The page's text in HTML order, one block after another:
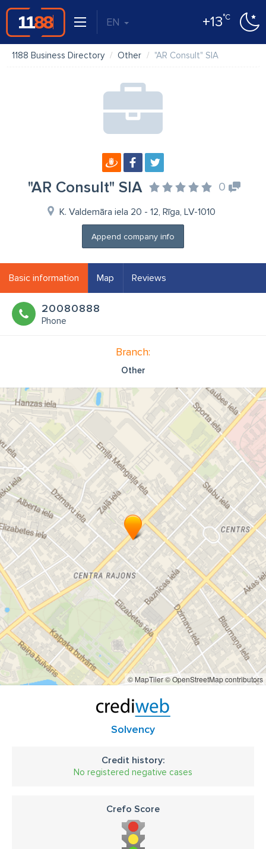
EN +13°C
1188 Business Directory Other "AR Consult" SIA
"AR Consult" SIA 0
K. Valdemāra iela 20 - 12, Rīga, LV-1010
Append company info
Basic information Map Reviews
20080888
Phone
Branch:
Other
© MapTiler© OpenStreetMap contributors
Solvency
Credit history:
No registered negative cases
Crefo Score